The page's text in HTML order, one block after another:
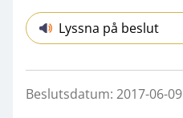
Lyssna på beslut
Beslutsdatum: 2017-06-09